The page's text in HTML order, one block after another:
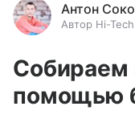
Антон
Автор Hi-
помощью